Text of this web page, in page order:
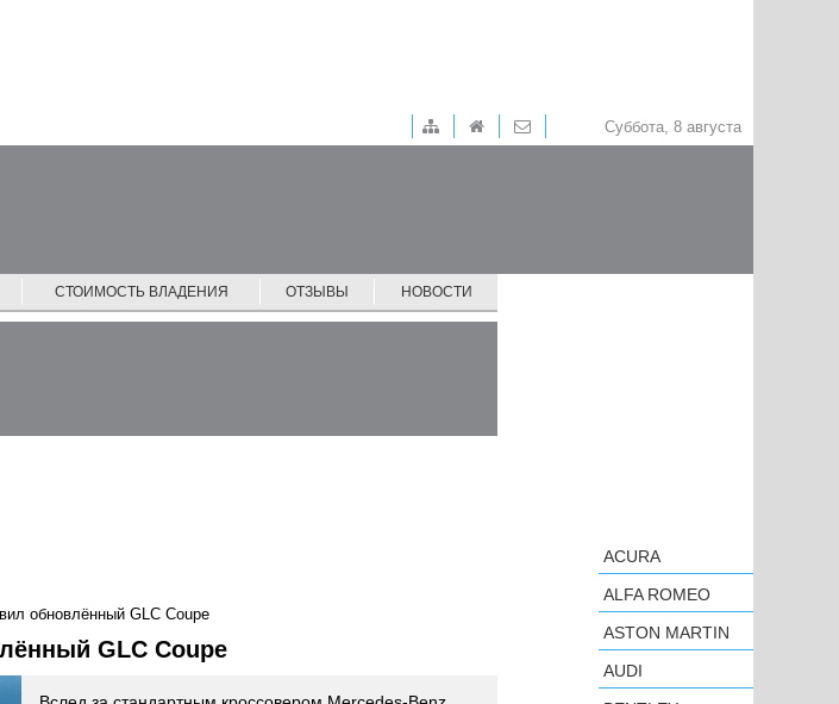
Суббота, 8 августа
СТОИМОСТЬ ВЛАДЕНИЯ ОТЗЫВЫ НОВОСТИ
обновлённый GLC Coupe
GLC Coupe
ACURA
ALFA ROMEO
ASTON MARTIN
AUDI